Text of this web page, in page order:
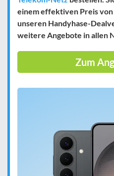
einem effektiven Preis von
unseren Handyhase-
weitere Angebote in allen
Zum